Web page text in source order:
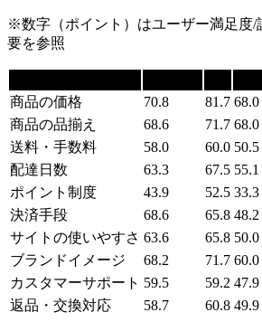
※数字（ポイント）はユーザー満足度/
要を参照
商品の価格
70.8 81.7 68.0
商品の品揃え
68.6 71.7 68.0
送料・手数料
58.0 60.0 50.5
配達日数
63.3 67.5 55.1
ポイント制度
43.9 52.5 33.3
決済手段
68.6 65.8 48.2
サイトの使いやすさ 63.6 65.8 50.0
ブランドイメージ
68.2 71.7 60.0
カスタマーサポート 59.5 59.2 47.9
返品・交換対応
58.7 60.8 49.9